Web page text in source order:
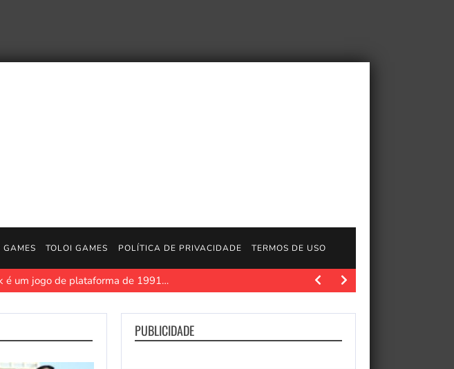
GAMES TOLOI GAMES POLÍTICA DE PRIVACIDADE TERMOS DE USO
é um jogo de plataforma de 1991…
PUBLICIDADE